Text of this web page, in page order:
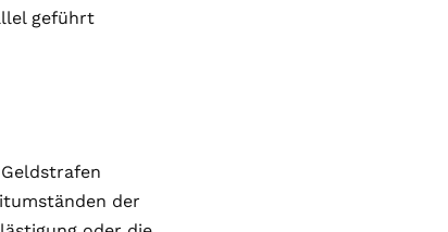
geführt
der